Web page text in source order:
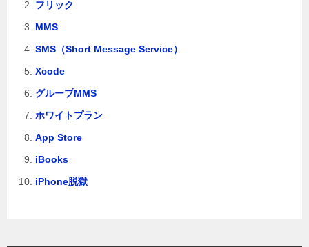
フリック
MMS
SMS（Short Message Service）
Xcode
グループMMS
ホワイトプラン
App Store
iBooks
iPhone脱獄